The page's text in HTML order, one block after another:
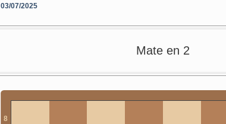
03/07/2025
Mate en 2
8